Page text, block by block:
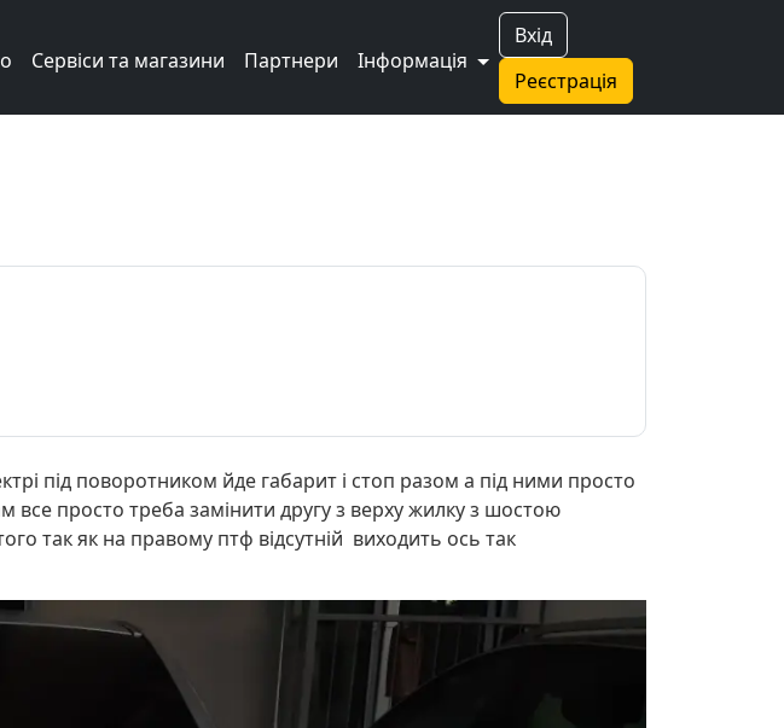
Вхід
Реєстрація
Сервіси та магазини Партнери Інформація
під поворотником йде габарит і стоп разом а під ними просто
все просто треба замінити другу з верху жилку з шостою
так як на правому птф відсутній виходить ось так